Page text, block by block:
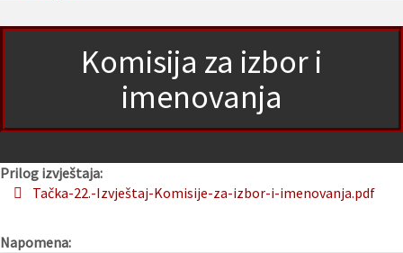
Komisija za izbor i
imenovanja
Prilog izvještaja:
Tačka-22.-Izvještaj-Komisije-za-izbor-i-imenovanja.pdf
Napomena: